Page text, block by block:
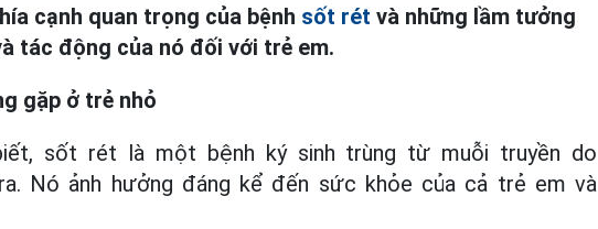
cạnh quan trọng của bệnh sốt rét và những lầm tưởng
tác động của nó đối với trẻ em.
gặp ở trẻ nhỏ
sốt rét là một bệnh ký sinh trùng từ muỗi truyền do
Nó ảnh hưởng đáng kể đến sức khỏe của cả trẻ em và